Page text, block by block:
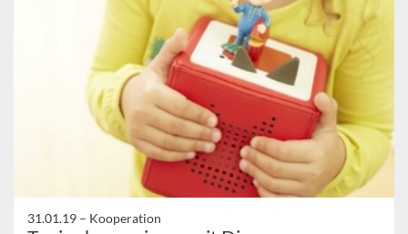
31.01.19 – Kooperation